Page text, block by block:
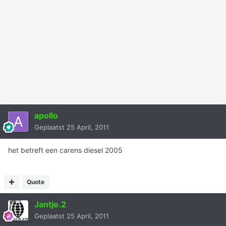
apollo
Geplaatst 25 April, 2011
het betreft een carens diesel 2005
Quote
Jantje.2
Geplaatst 25 April, 2011